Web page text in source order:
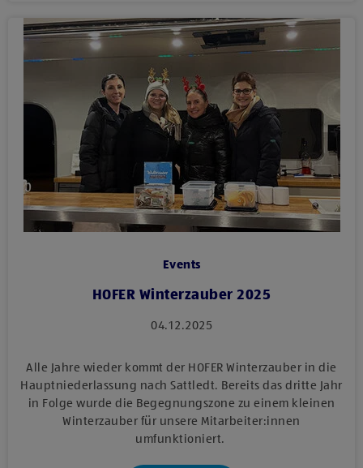
Events
HOFER Winterzauber 2025
04.12.2025
Alle Jahre wieder kommt der HOFER Winterzauber in die
Hauptniederlassung nach Sattledt. Bereits das dritte Jahr
in Folge wurde die Begegnungszone zu einem kleinen
Winterzauber für unsere Mitarbeiter:innen
umfunktioniert.